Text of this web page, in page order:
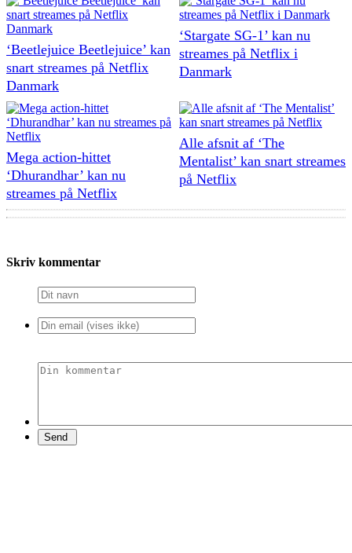
‘Beetlejuice Beetlejuice’ kan
snart streames på Netflix
Danmark
‘Stargate SG-1’ kan nu
streames på Netflix i
Danmark
Mega action-hittet
‘Dhurandhar’ kan nu
streames på Netflix
Alle afsnit af ‘The
Mentalist’ kan snart streames
på Netflix
Skriv kommentar